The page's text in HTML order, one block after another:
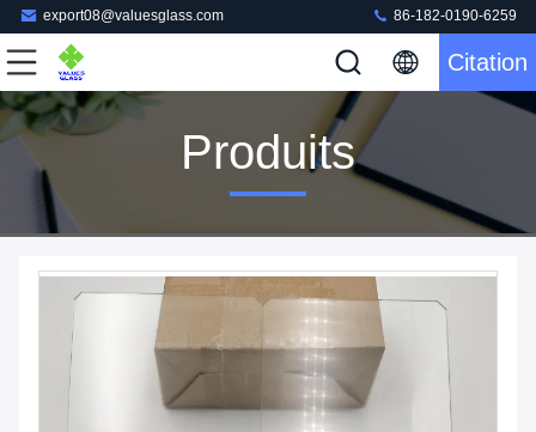
export08@valuesglass.com 86-182-0190-6259
Citation
Produits